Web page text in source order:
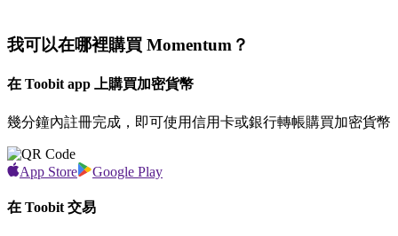
我可以在哪裡購買 Momentum？
在 Toobit app 上購買加密貨幣
幾分鐘內註冊完成，即可使用信用卡或銀行轉帳購買加密貨幣
App Store Google Play
在 Toobit 交易